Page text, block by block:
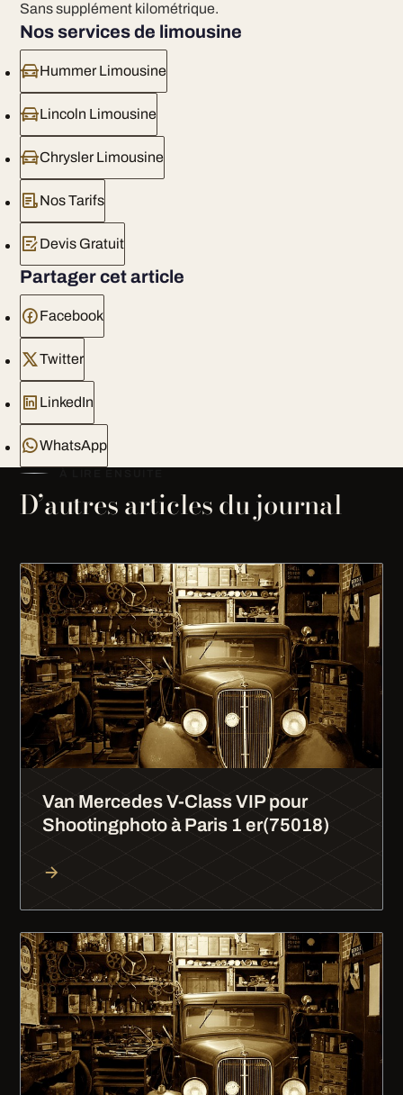
Sans supplément kilométrique.
Nos services de limousine
Hummer Limousine
Lincoln Limousine
Chrysler Limousine
Nos Tarifs
Devis Gratuit
Partager cet article
Facebook
Twitter
LinkedIn
WhatsApp
D’autres articles du journal
Van Mercedes V-Class VIP pour
Shootingphoto à Paris 1 er(75018)